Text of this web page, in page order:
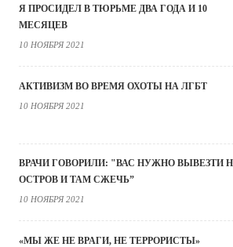
Я ПРОСИДЕЛ В ТЮРЬМЕ ДВА ГОДА И 10
МЕСЯЦЕВ
10 НОЯБРЯ 2021
АКТИВИЗМ ВО ВРЕМЯ ОХОТЫ НА ЛГБТ
10 НОЯБРЯ 2021
ВРАЧИ ГОВОРИЛИ: "ВАС НУЖНО ВЫВЕЗТИ
ОСТРОВ И ТАМ СЖЕЧЬ”
10 НОЯБРЯ 2021
«МЫ ЖЕ НЕ ВРАГИ, НЕ ТЕРРОРИСТЫ»